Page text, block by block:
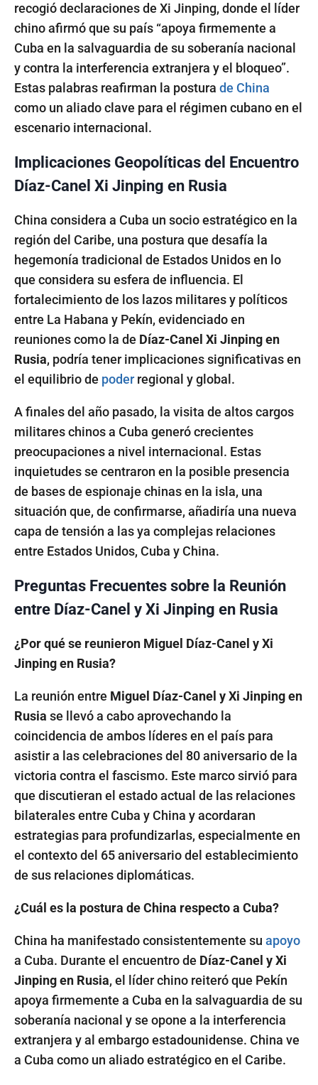
recogió declaraciones de Xi Jinping, donde el líder
chino afirmó que su país “apoya firmemente a
Cuba en la salvaguardia de su soberanía nacional
y contra la interferencia extranjera y el bloqueo”.
Estas palabras reafirman la postura de China
como un aliado clave para el régimen cubano en el
escenario internacional.
Implicaciones Geopolíticas del Encuentro
Díaz-Canel Xi Jinping en Rusia
China considera a Cuba un socio estratégico en la
región del Caribe, una postura que desafía la
hegemonía tradicional de Estados Unidos en lo
que considera su esfera de influencia. El
fortalecimiento de los lazos militares y políticos
entre La Habana y Pekín, evidenciado en
reuniones como la de Díaz-Canel Xi Jinping en
Rusia, podría tener implicaciones significativas en
el equilibrio de poderregional y global.
A finales del año pasado, la visita de altos cargos
militares chinos a Cuba generó crecientes
preocupaciones a nivel internacional. Estas
inquietudes se centraron en la posible presencia
de bases de espionaje chinas en la isla, una
situación que, de confirmarse, añadiría una nueva
capa de tensión a las ya complejas relaciones
entre Estados Unidos, Cuba y China.
Preguntas Frecuentes sobre la Reunión
entre Díaz-Canel y Xi Jinping en Rusia
¿Por qué se reunieron Miguel Díaz-Canel y Xi
Jinping en Rusia?
La reunión entre Miguel Díaz-Canel y Xi Jinping en
Rusia se llevó a cabo aprovechando la
coincidencia de ambos líderes en el país para
asistir a las celebraciones del 80 aniversario de la
victoria contra el fascismo. Este marco sirvió para
que discutieran el estado actual de las relaciones
bilaterales entre Cuba y China y acordaran
estrategias para profundizarlas, especialmente en
el contexto del 65 aniversario del establecimiento
de sus relaciones diplomáticas.
¿Cuál es la postura de China respecto a Cuba?
China ha manifestado consistentemente su apoyo
a Cuba. Durante el encuentro de Díaz-Canel y Xi
Jinping en Rusia, el líder chino reiteró que Pekín
apoya firmemente a Cuba en la salvaguardia de su
soberanía nacional y se opone a la interferencia
extranjera y al embargo estadounidense. China ve
a Cuba como un aliado estratégico en el Caribe.